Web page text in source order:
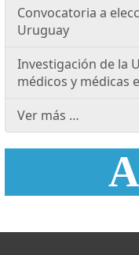
Convocatoria a
Uruguay
Investigación de la
médicos y médicas
Ver más …